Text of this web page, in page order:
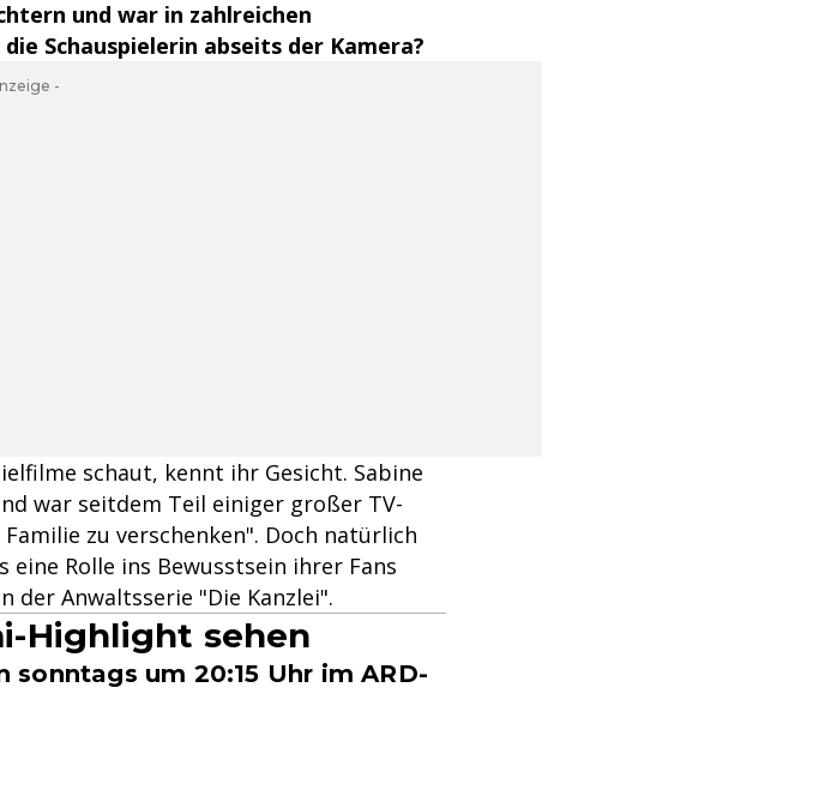
und war in zahlreichen
Schauspielerin abseits der Kamera?
-
schaut, kennt ihr Gesicht. Sabine
war seitdem Teil einiger großer TV-
zu verschenken". Doch natürlich
Rolle ins Bewusstsein ihrer Fans
der Anwaltsserie "Die Kanzlei".
Highlight sehen
sonntags um 20:15 Uhr im ARD-